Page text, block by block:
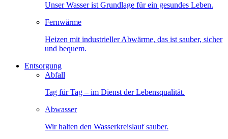
Unser Wasser ist Grundlage für ein gesundes Leben.
Fernwärme
Heizen mit industrieller Abwärme, das ist sauber, sicher
und bequem.
Entsorgung
Abfall
Tag für Tag – im Dienst der Lebensqualität.
Abwasser
Wir halten den Wasserkreislauf sauber.